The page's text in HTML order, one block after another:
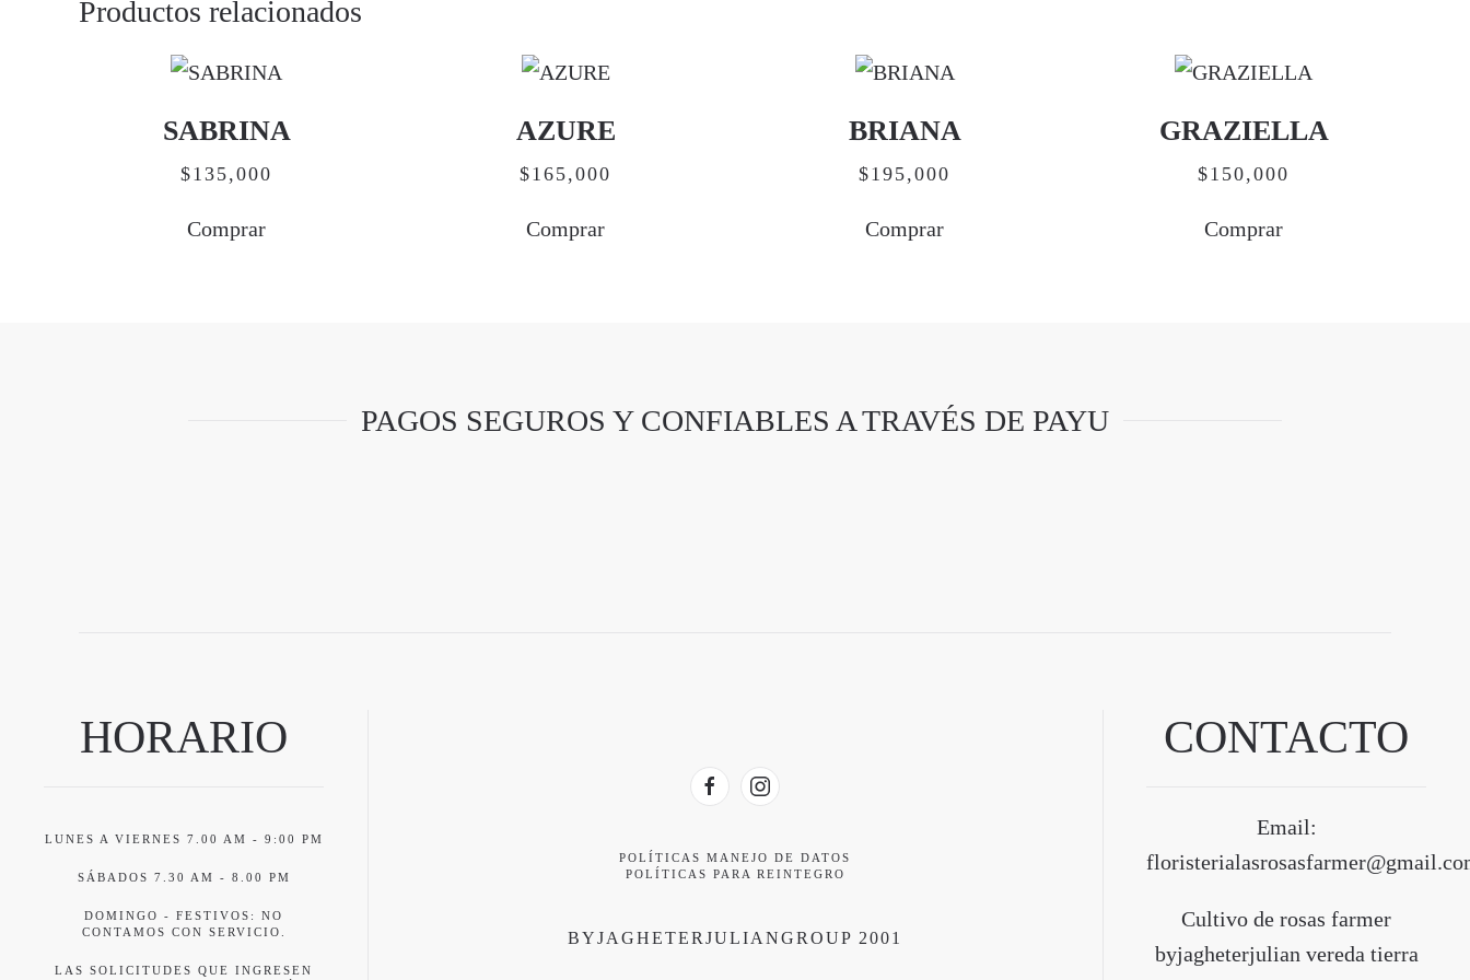
Productos relacionados
SABRINA
$135,000
Comprar
AZURE
$165,000
Comprar
BRIANA
$195,000
Comprar
GRAZIELLA
$150,000
Comprar
PAGOS SEGUROS Y CONFIABLES A TRAVÉS DE PAYU
HORARIO
LUNES A VIERNES 7.00 AM - 9:00 PM
SÁBADOS 7.30 AM - 8.00 PM
DOMINGO - FESTIVOS: NO
CONTAMOS CON SERVICIO.
LAS SOLICITUDES QUE INGRESEN
POLÍTICAS MANEJO DE DATOS
POLÍTICAS PARA REINTEGRO
BYJAGHETERJULIANGROUP 2001
CONTACTO
Email:
Cultivo de rosas farmer
byjagheterjulian vereda tierra